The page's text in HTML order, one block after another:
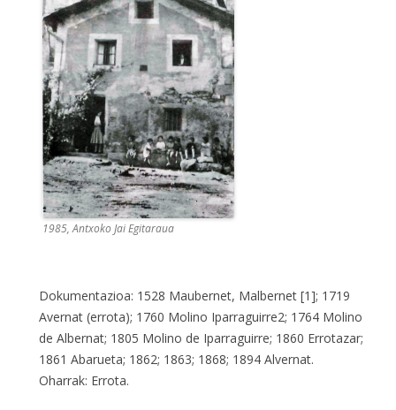
1985, Antxoko Jai Egitaraua
Dokumentazioa: 1528 Maubernet, Malbernet [1]; 1719
Avernat (errota); 1760 Molino Iparraguirre2; 1764 Molino
de Albernat; 1805 Molino de Iparraguirre; 1860 Errotazar;
1861 Abarueta; 1862; 1863; 1868; 1894 Alvernat.
Oharrak: Errota.